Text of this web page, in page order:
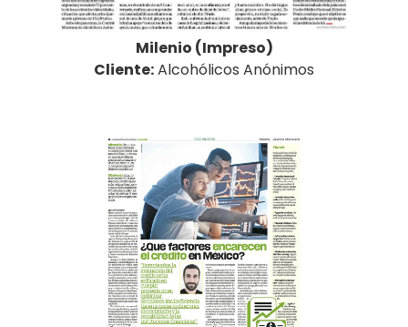
Milenio (Impreso)
Cliente:Alcohólicos Anónimos